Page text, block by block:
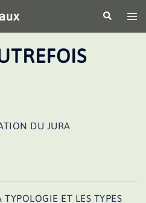
le
DU JURA
TYPOLOGIE ET LES TYPES